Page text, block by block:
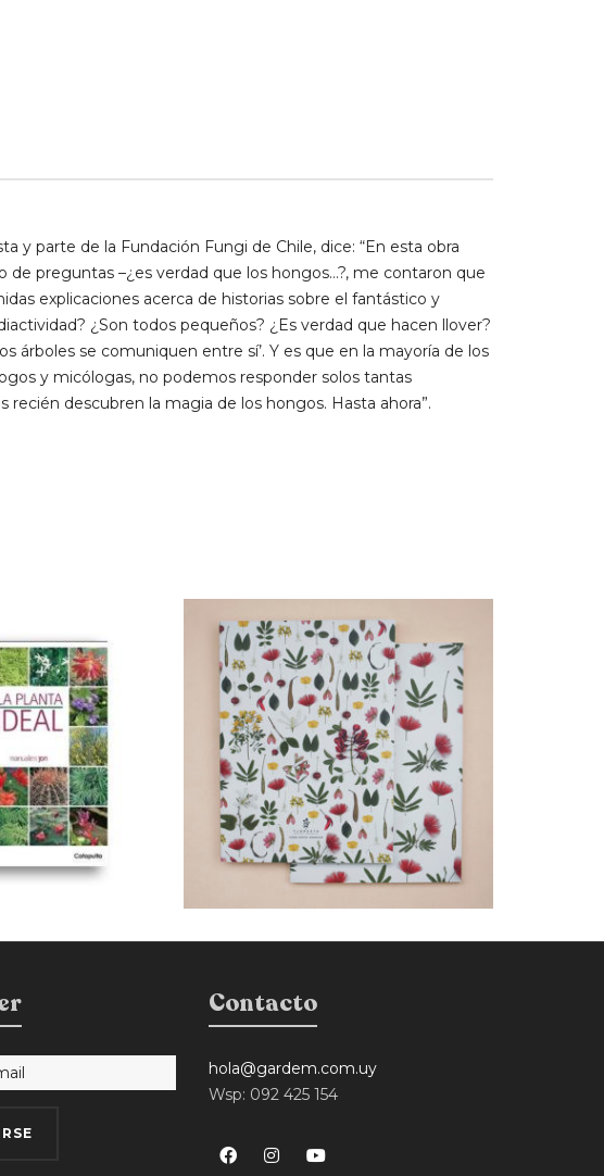
y parte de la Fundación Fungi de Chile, dice: “En esta obra
preguntas –¿es verdad que los hongos…?, me contaron que
explicaciones acerca de historias sobre el fantástico y
¿Son todos pequeños? ¿Es verdad que hacen llover?
árboles se comuniquen entre sí’. Y es que en la mayoría de los
y micólogas, no podemos responder solos tantas
descubren la magia de los hongos. Hasta ahora”.
Contacto
hola@gardem.com.uy
Wsp: 092 425 154